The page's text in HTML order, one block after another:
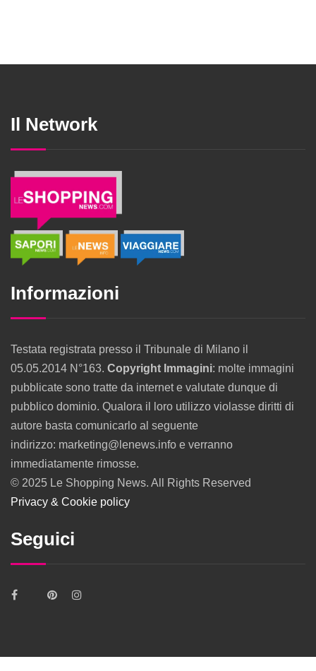
Il Network
Informazioni
Testata registrata presso il Tribunale di Milano il
05.05.2014 N°163. Copyright Immagini: molte immagini
pubblicate sono tratte da internet e valutate dunque di
pubblico dominio. Qualora il loro utilizzo violasse diritti di
autore basta comunicarlo al seguente
indirizzo: marketing@lenews.info e verranno
immediatamente rimosse.
© 2025 Le Shopping News. All Rights Reserved
Privacy & Cookie policy
Seguici